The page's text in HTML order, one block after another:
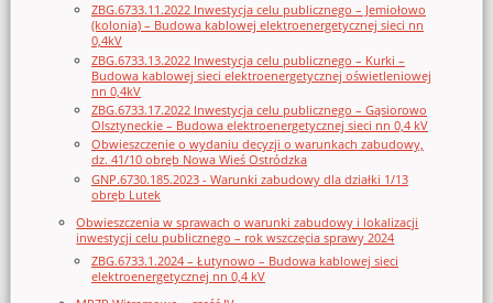
ZBG.6733.11.2022 Inwestycja celu publicznego – Jemiołowo
(kolonia) – Budowa kablowej elektroenergetycznej sieci nn
0,4kV
ZBG.6733.13.2022 Inwestycja celu publicznego – Kurki –
Budowa kablowej sieci elektroenergetycznej oświetleniowej
nn 0,4kV
ZBG.6733.17.2022 Inwestycja celu publicznego – Gąsiorowo
Olsztyneckie – Budowa elektroenergetycznej sieci nn 0,4 kV
Obwieszczenie o wydaniu decyzji o warunkach zabudowy,
dz. 41/10 obręb Nowa Wieś Ostródzka
GNP.6730.185.2023 - Warunki zabudowy dla działki 1/13
obręb Lutek
Obwieszczenia w sprawach o warunki zabudowy i lokalizacji
inwestycji celu publicznego – rok wszczęcia sprawy 2024
ZBG.6733.1.2024 – Łutynowo – Budowa kablowej sieci
elektroenergetycznej nn 0,4 kV